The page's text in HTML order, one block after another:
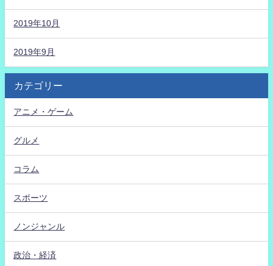
2019年10月
2019年9月
カテゴリー
アニメ・ゲーム
グルメ
コラム
スポーツ
ノンジャンル
政治・経済